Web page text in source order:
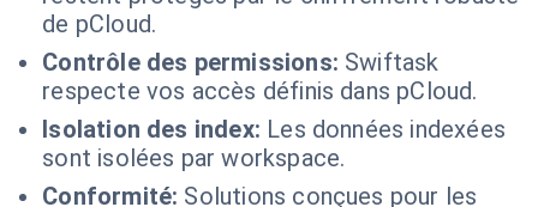
de pCloud.
Contrôle des permissions: Swiftask
respecte vos accès définis dans pCloud.
Isolation des index: Les données indexées
sont isolées par workspace.
Conformité: Solutions conçues pour les